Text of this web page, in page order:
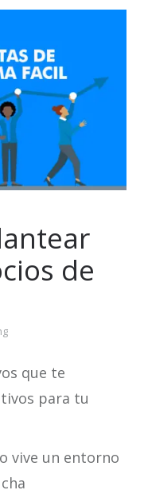
de
que te
para tu
vive un entorno